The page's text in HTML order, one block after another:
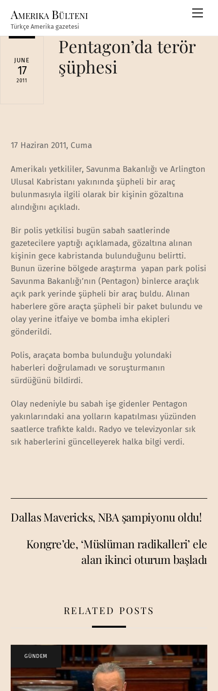
content
Amerika Bülteni
Türkçe Amerika gazetesi
JUNE
17
2011
Pentagon’da terör
şüphesi
17 Haziran 2011, Cuma
Amerikalı yetkililer, Savunma Bakanlığı ve Arlington
Ulusal Kabristanı yakınında şüpheli bir araç
bulunmasıyla ilgili olarak bir kişinin gözaltına
alındığını açıkladı.
Bir polis yetkilisi bugün sabah saatlerinde
gazetecilere yaptığı açıklamada, gözaltına alınan
kişinin gece kabristanda bulunduğunu belirtti.
Bunun üzerine bölgede araştırma yapan park polisi
Savunma Bakanlığı’nın (Pentagon) binlerce araçlık
açık park yerinde şüpheli bir araç buldu. Alınan
haberlere göre araçta şüpheli bir paket bulundu ve
olay yerine itfaiye ve bomba imha ekipleri
gönderildi.
Polis, araçata bomba bulunduğu yolundaki
haberleri doğrulamadı ve soruşturmanın
sürdüğünü bildirdi.
Olay nedeniyle bu sabah işe gidenler Pentagon
yakınlarındaki ana yolların kapatılması yüzünden
saatlerce trafikte kaldı. Radyo ve televizyonlar sık
sık haberlerini güncelleyerek halka bilgi verdi.
Dallas Mavericks, NBA şampiyonu oldu!
Kongre’de, ‘Müslüman radikalleri’ ele
alan ikinci oturum başladı
RELATED POSTS
GÜNDEM